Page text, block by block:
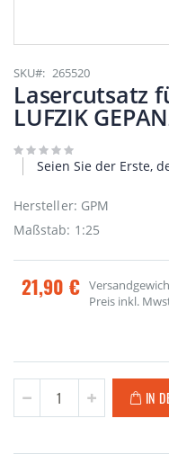
Anfang
der
Bildgalerie
springen
SKU 265520
Lasercutsatz
LUFZIK
Seien Sie der Erste,
Hersteller: GPM
Maßstab: 1:25
21,90 €
Preis inkl.
IN